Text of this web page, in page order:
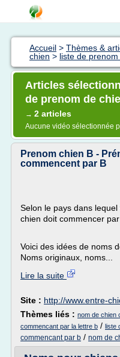
Accueil > Thèmes &
chien > liste de
Articles
de prenom de
→ 2 articles
Aucune vidéo sélectionnée
Prenom chien B -
commencent par B
Selon le pays dans
chien doit commencer
Voici des idées de noms
Noms originaux, noms...
Lire la suite
Site : http://www.entre-
Thèmes liés : nom de chien
commencant par la lettre b / liste
commencant par b / nom de